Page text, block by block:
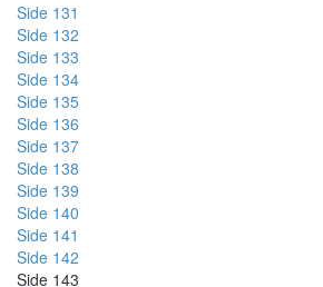
Side 131
Side 132
Side 133
Side 134
Side 135
Side 136
Side 137
Side 138
Side 139
Side 140
Side 141
Side 142
Side 143